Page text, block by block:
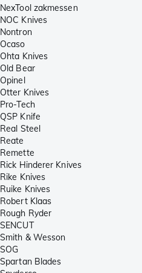
NexTool zakmessen
NOC Knives
Nontron
Ocaso
Ohta Knives
Old Bear
Opinel
Otter Knives
Pro-Tech
QSP Knife
Real Steel
Reate
Remette
Rick Hinderer Knives
Rike Knives
Ruike Knives
Robert Klaas
Rough Ryder
SENCUT
Smith & Wesson
SOG
Spartan Blades